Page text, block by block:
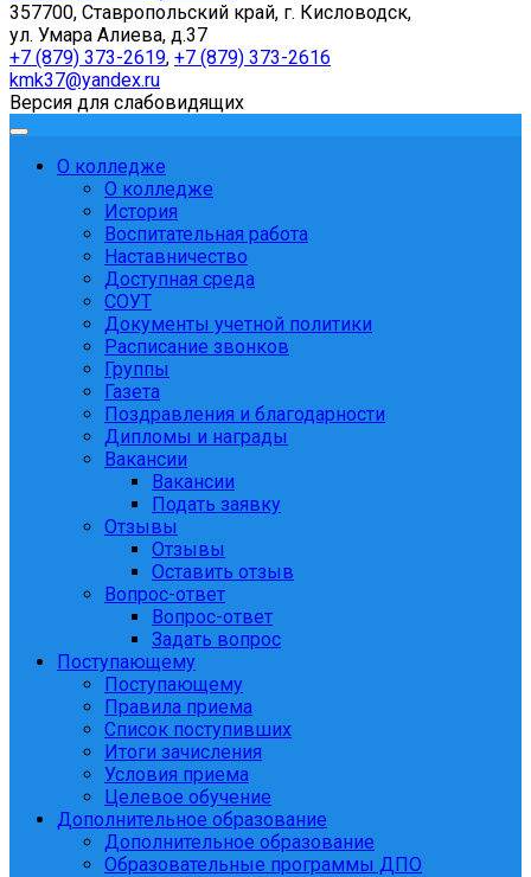
357700, Ставропольский край, г. Кисловодск,
ул. Умара Алиева, д.37
+7 (879) 373-2619, +7 (879) 373-2616
kmk37@yandex.ru
Версия для слабовидящих
О колледже
О колледже
История
Воспитательная работа
Наставничество
Доступная среда
СОУТ
Документы учетной политики
Расписание звонков
Группы
Газета
Поздравления и благодарности
Дипломы и награды
Вакансии
Вакансии
Подать заявку
Отзывы
Отзывы
Оставить отзыв
Вопрос-ответ
Вопрос-ответ
Задать вопрос
Поступающему
Поступающему
Правила приема
Список поступивших
Итоги зачисления
Условия приема
Целевое обучение
Дополнительное образование
Дополнительное образование
Образовательные программы ДПО